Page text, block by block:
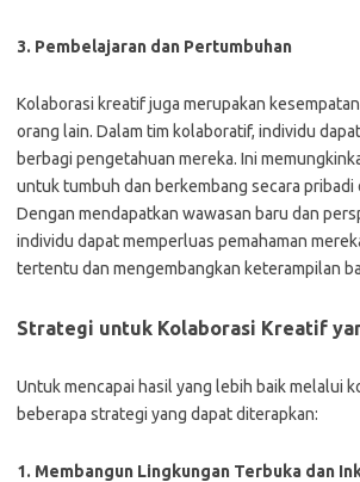
3. Pembelajaran dan Pertumbuhan
Kolaborasi kreatif juga merupakan
orang lain. Dalam tim kolaboratif, individu
berbagi pengetahuan mereka. Ini
untuk tumbuh dan berkembang secara pribadi
Dengan mendapatkan wawasan baru dan
individu dapat memperluas pemahaman
tertentu dan mengembangkan keterampilan
Strategi untuk Kolaborasi Kreatif
Untuk mencapai hasil yang lebih baik melalui
beberapa strategi yang dapat diterapkan:
1. Membangun Lingkungan Terbuka dan